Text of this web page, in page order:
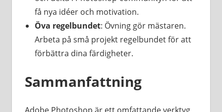
få nya idéer och motivation.
Öva regelbundet: Övning gör mästaren.
Arbeta på små projekt regelbundet för att
förbättra dina färdigheter.
Sammanfattning